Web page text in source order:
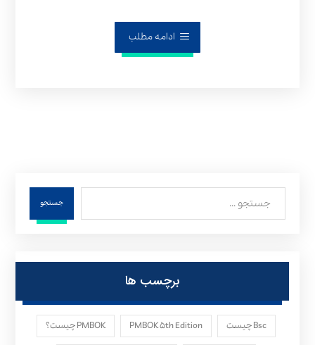
ادامه مطلب
جستجو
برچسب ها
Bsc چیست PMBOK ۵th Edition PMBOK چیست؟